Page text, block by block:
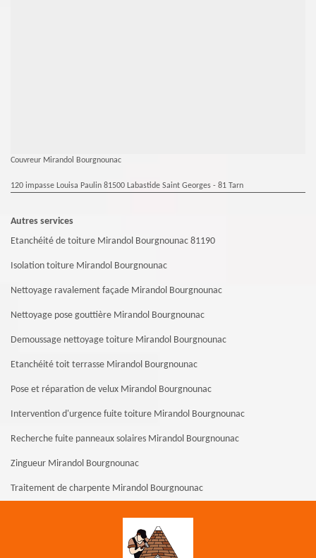
Couvreur Mirandol Bourgnounac
120 impasse Louisa Paulin 81500 Labastide Saint Georges - 81 Tarn
Autres services
Etanchéité de toiture Mirandol Bourgnounac 81190
Isolation toiture Mirandol Bourgnounac
Nettoyage ravalement façade Mirandol Bourgnounac
Nettoyage pose gouttière Mirandol Bourgnounac
Demoussage nettoyage toiture Mirandol Bourgnounac
Etanchéité toit terrasse Mirandol Bourgnounac
Pose et réparation de velux Mirandol Bourgnounac
Intervention d'urgence fuite toiture Mirandol Bourgnounac
Recherche fuite panneaux solaires Mirandol Bourgnounac
Zingueur Mirandol Bourgnounac
Traitement de charpente Mirandol Bourgnounac